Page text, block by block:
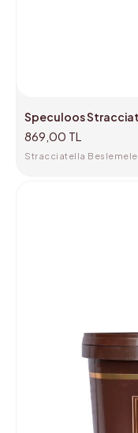
Speculoos
869,00 TL
Stracciatella